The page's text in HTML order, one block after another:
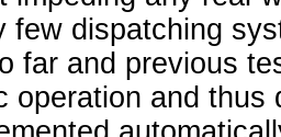
few dispatching
far and previous
operation and thus